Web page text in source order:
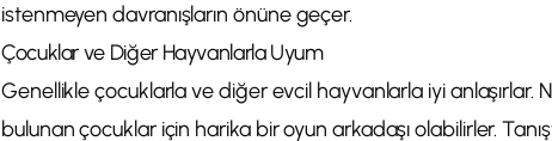
istenmeyen davranışların önüne geçer.
Çocuklar ve Diğer Hayvanlarla Uyum
Genellikle çocuklarla ve diğer evcil hayvanlarla iyi anlaşırlar.
bulunan çocuklar için harika bir oyun arkadaşı olabilirler.